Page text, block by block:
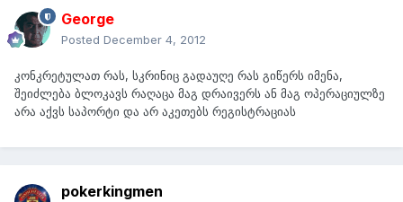
George
Posted December 4, 2012
კონკრეტულათ რას, სკრინიც გადაუღე რას გიწერს იმენა,
შეიძლება ბლოკავს რაღაცა მაგ დრაივერს ან მაგ ოპერაციულზე
არა აქვს საპორტი და არ აკეთებს რეგისტრაციას
pokerkingmen